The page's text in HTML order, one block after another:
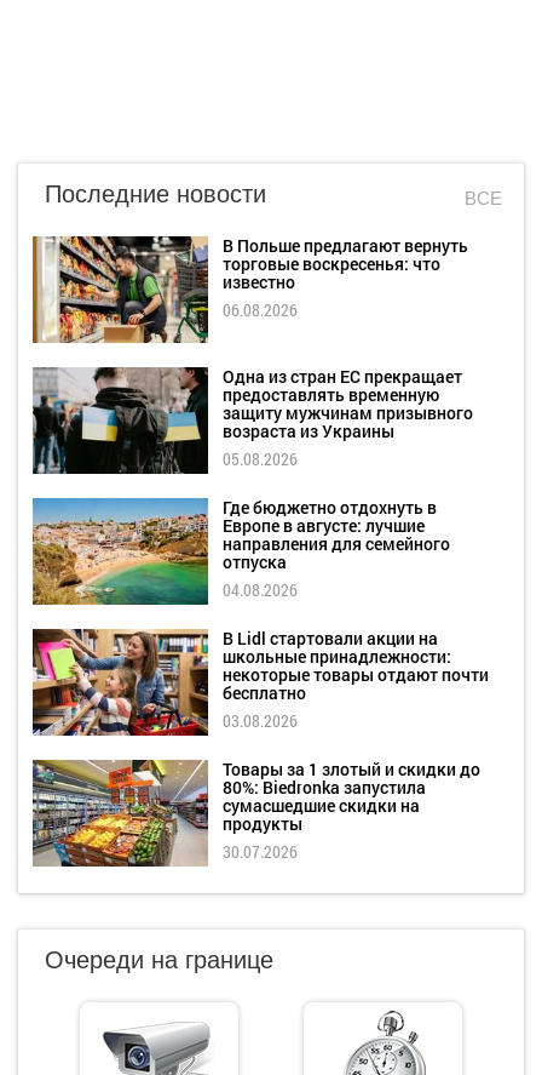
Последние новости ВСЕ
В Польше предлагают вернуть
торговые воскресенья: что
известно
06.08.2026
Одна из стран ЕС прекращает
предоставлять временную
защиту мужчинам призывного
возраста из Украины
05.08.2026
Где бюджетно отдохнуть в
Европе в августе: лучшие
направления для семейного
отпуска
04.08.2026
В Lidl стартовали акции на
школьные принадлежности:
некоторые товары отдают почти
бесплатно
03.08.2026
Товары за 1 злотый и скидки до
80%: Biedronka запустила
сумасшедшие скидки на
продукты
30.07.2026
Очереди на границе